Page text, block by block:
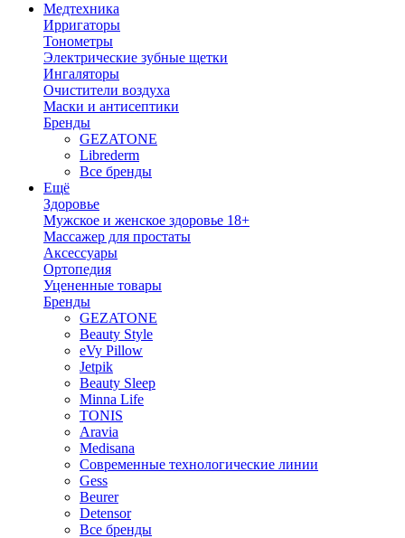
Медтехника
Ирригаторы
Тонометры
Электрические зубные щетки
Ингаляторы
Очистители воздуха
Маски и антисептики
Бренды
GEZATONE
Librederm
Все бренды
Ещё
Здоровье
Мужское и женское здоровье 18+
Массажер для простаты
Аксессуары
Ортопедия
Уцененные товары
Бренды
GEZATONE
Beauty Style
eVy Pillow
Jetpik
Beauty Sleep
Minna Life
TONIS
Aravia
Medisana
Современные технологические линии
Gess
Beurer
Detensor
Все бренды